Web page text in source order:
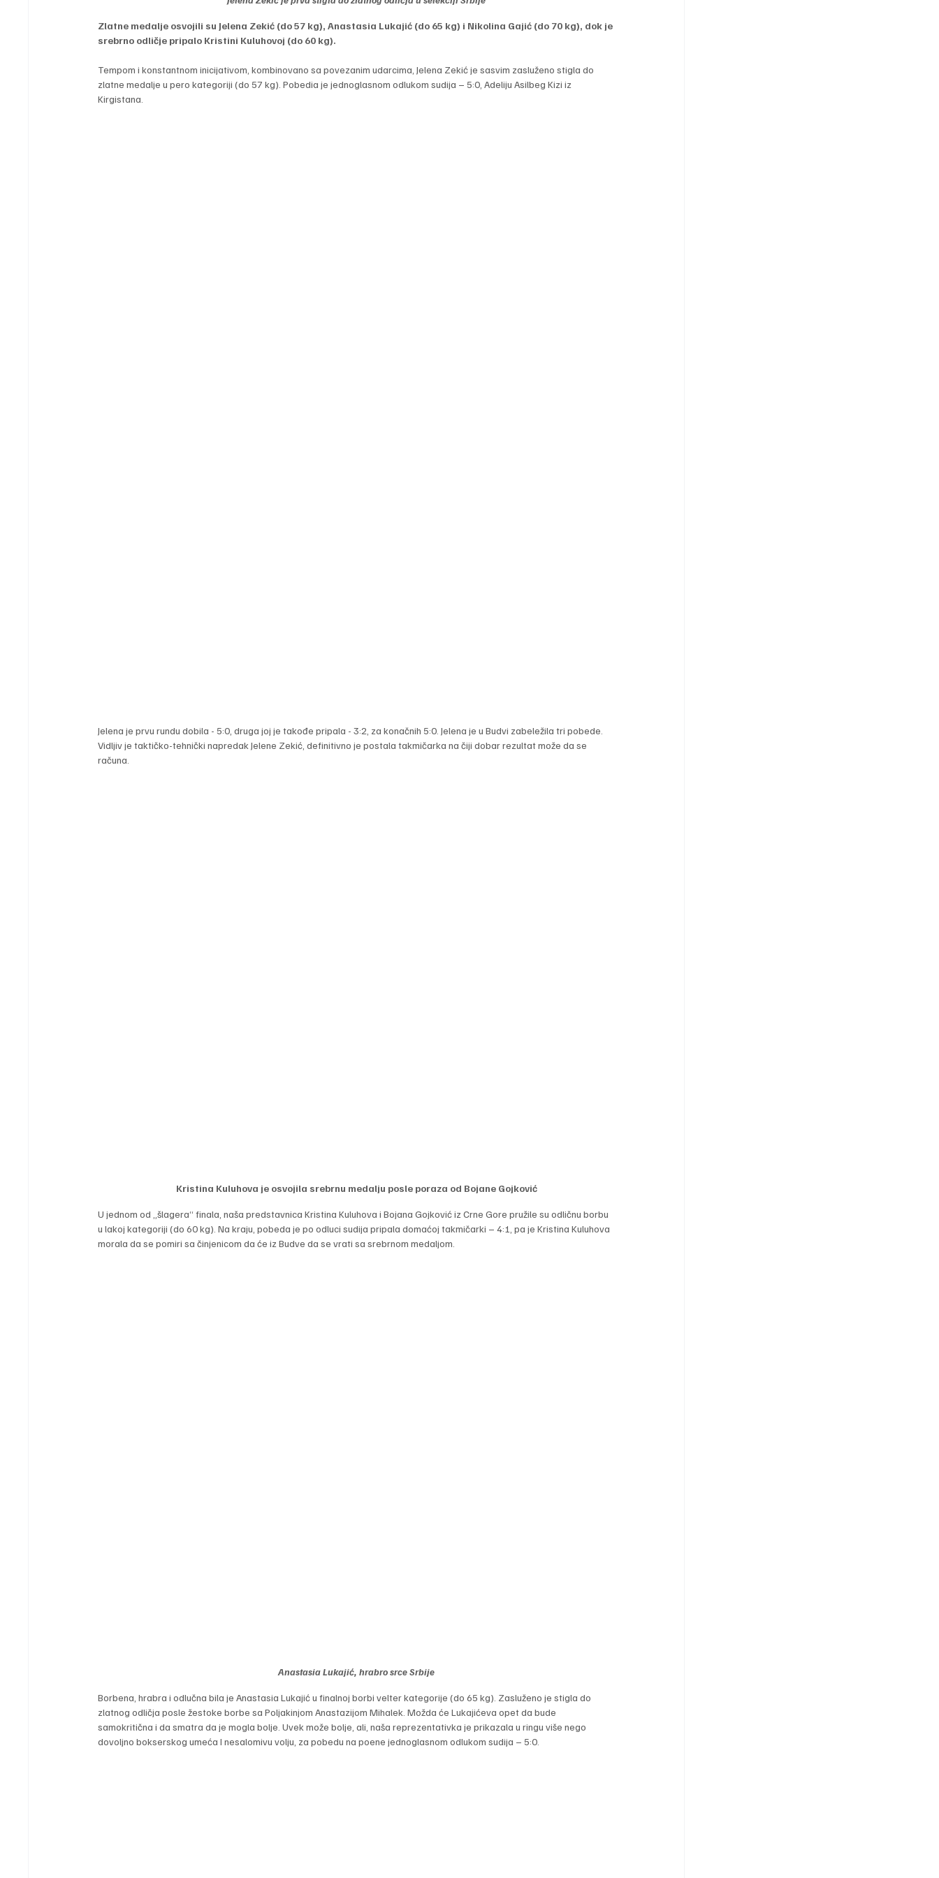
Zlatne medalje osvojili su Jelena Zekić (do 57 kg), Anastasia Lukajić (do 65 kg) i Nikolina Gajić (do 70 kg), dok je
srebrno odličje pripalo Kristini Kuluhovoj (do 60 kg).
Tempom i konstantnom inicijativom, kombinovano sa povezanim udarcima, Jelena Zekić je sasvim zasluženo stigla do
zlatne medalje u pero kategoriji (do 57 kg). Pobedia je jednoglasnom odlukom sudija – 5:0, Adeliju Asilbeg Kizi iz
Kirgistana.
Jelena je prvu rundu dobila - 5:0, druga joj je takođe pripala - 3:2, za konačnih 5:0. Jelena je u Budvi zabeležila tri pobede.
Vidljiv je taktičko-tehnički napredak Jelene Zekić, definitivno je postala takmičarka na čiji dobar rezultat može da se
računa.
Kristina Kuluhova je osvojila srebrnu medalju posle poraza od Bojane Gojković
U jednom od „šlagera“ finala, naša predstavnica Kristina Kuluhova i Bojana Gojković iz Crne Gore pružile su odličnu borbu
u lakoj kategoriji (do 60 kg). Na kraju, pobeda je po odluci sudija pripala domaćoj takmičarki – 4:1, pa je Kristina Kuluhova
morala da se pomiri sa činjenicom da će iz Budve da se vrati sa srebrnom medaljom.
Anastasia Lukajić, hrabro srce Srbije
Borbena, hrabra i odlučna bila je Anastasia Lukajić u finalnoj borbi velter kategorije (do 65 kg). Zasluženo je stigla do
zlatnog odličja posle žestoke borbe sa Poljakinjom Anastazijom Mihalek. Možda će Lukajićeva opet da bude
samokritična i da smatra da je mogla bolje. Uvek može bolje, ali, naša reprezentativka je prikazala u ringu više nego
dovoljno bokserskog umeća I nesalomivu volju, za pobedu na poene jednoglasnom odlukom sudija – 5:0.